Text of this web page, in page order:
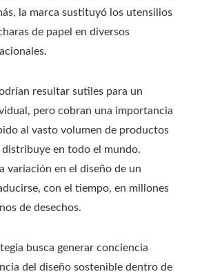
la marca sustituyó los utensilios
de papel en diversos
resultar sutiles para un
pero cobran una importancia
al vasto volumen de productos
en todo el mundo.
variación en el diseño de un
con el tiempo, en millones
de desechos.
busca generar conciencia
del diseño sostenible dentro de